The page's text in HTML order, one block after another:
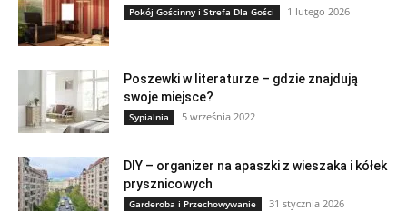
Pokój Gościnny i Strefa Dla Gości 1 lutego 2026
Poszewki w literaturze – gdzie znajdują
swoje miejsce?
Sypialnia 5 września 2022
DIY – organizer na apaszki z wieszaka i kółek
prysznicowych
Garderoba i Przechowywanie 31 stycznia 2026